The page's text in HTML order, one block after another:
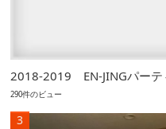
2018-2019 EN-JINGパーテ
290件のビュー